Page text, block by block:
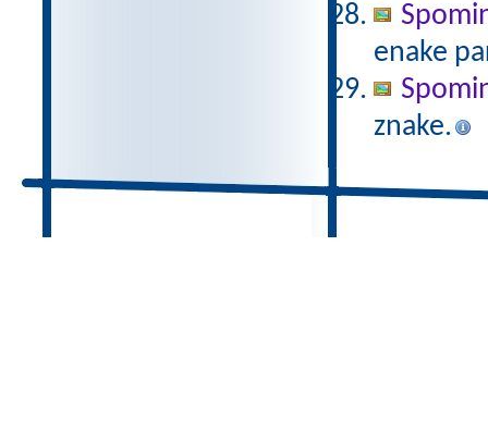
enake
znake.